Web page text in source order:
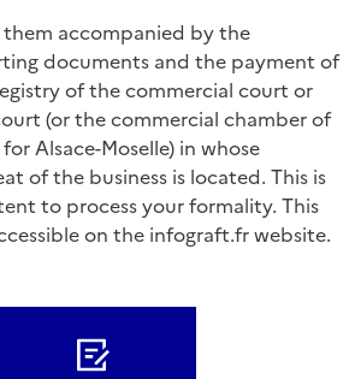
them accompanied by the
documents and the payment of
of the commercial court or
(or the commercial chamber of
Alsace-Moselle) in whose
of the business is located. This is
to process your formality. This
on the infograft.fr website.